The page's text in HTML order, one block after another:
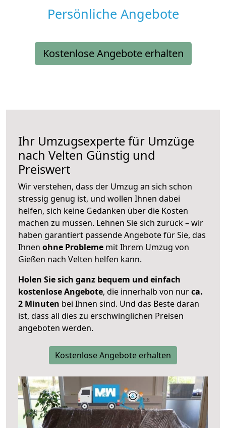
Persönliche Angebote
Kostenlose Angebote erhalten
Ihr Umzugsexperte für Umzüge
nach Velten Günstig und
Preiswert
Wir verstehen, dass der Umzug an sich schon
stressig genug ist, und wollen Ihnen dabei
helfen, sich keine Gedanken über die Kosten
machen zu müssen. Lehnen Sie sich zurück – wir
haben garantiert passende Angebote für Sie, das
Ihnen ohne Probleme mit Ihrem Umzug von
Gießen nach Velten helfen kann.
Holen Sie sich ganz bequem und einfach
kostenlose Angebote, die innerhalb von nurca.
2 Minuten bei Ihnen sind. Und das Beste daran
ist, dass all dies zu erschwinglichen Preisen
angeboten werden.
Kostenlose Angebote erhalten